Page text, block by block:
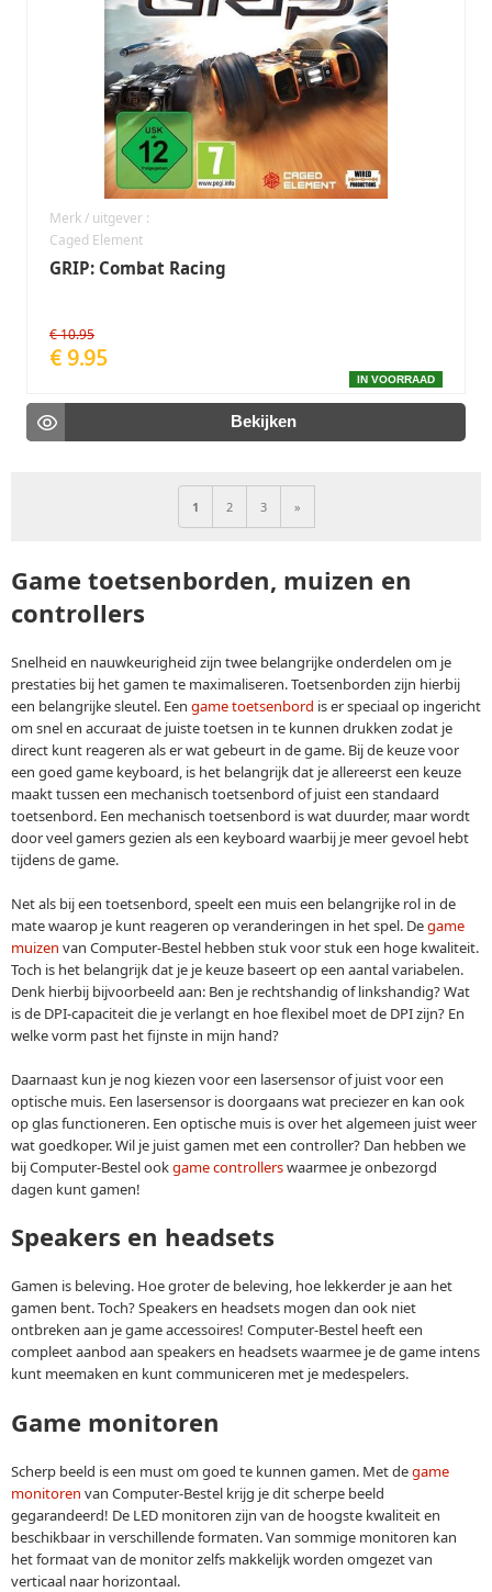
Merk / uitgever :
Caged Element
GRIP: Combat Racing
€ 10.95
€ 9.95
IN VOORRAAD
Bekijken
1 2 3 »
Game toetsenborden, muizen en
controllers
Snelheid en nauwkeurigheid zijn twee belangrijke onderdelen om je
prestaties bij het gamen te maximaliseren. Toetsenborden zijn hierbij
een belangrijke sleutel. Een game toetsenbord is er speciaal op ingericht
om snel en accuraat de juiste toetsen in te kunnen drukken zodat je
direct kunt reageren als er wat gebeurt in de game. Bij de keuze voor
een goed game keyboard, is het belangrijk dat je allereerst een keuze
maakt tussen een mechanisch toetsenbord of juist een standaard
toetsenbord. Een mechanisch toetsenbord is wat duurder, maar wordt
door veel gamers gezien als een keyboard waarbij je meer gevoel hebt
tijdens de game.
Net als bij een toetsenbord, speelt een muis een belangrijke rol in de
mate waarop je kunt reageren op veranderingen in het spel. Degame
muizen van Computer-Bestel hebben stuk voor stuk een hoge kwaliteit.
Toch is het belangrijk dat je je keuze baseert op een aantal variabelen.
Denk hierbij bijvoorbeeld aan: Ben je rechtshandig of linkshandig? Wat
is de DPI-capaciteit die je verlangt en hoe flexibel moet de DPI zijn? En
welke vorm past het fijnste in mijn hand?
Daarnaast kun je nog kiezen voor een lasersensor of juist voor een
optische muis. Een lasersensor is doorgaans wat preciezer en kan ook
op glas functioneren. Een optische muis is over het algemeen juist weer
wat goedkoper. Wil je juist gamen met een controller? Dan hebben we
bij Computer-Bestel ookgame controllerswaarmee je onbezorgd
dagen kunt gamen!
Speakers en headsets
Gamen is beleving. Hoe groter de beleving, hoe lekkerder je aan het
gamen bent. Toch? Speakers en headsets mogen dan ook niet
ontbreken aan je game accessoires! Computer-Bestel heeft een
compleet aanbod aan speakers en headsets waarmee je de game intens
kunt meemaken en kunt communiceren met je medespelers.
Game monitoren
Scherp beeld is een must om goed te kunnen gamen. Met degame
monitoren van Computer-Bestel krijg je dit scherpe beeld
gegarandeerd! De LED monitoren zijn van de hoogste kwaliteit en
beschikbaar in verschillende formaten. Van sommige monitoren kan
het formaat van de monitor zelfs makkelijk worden omgezet van
verticaal naar horizontaal.